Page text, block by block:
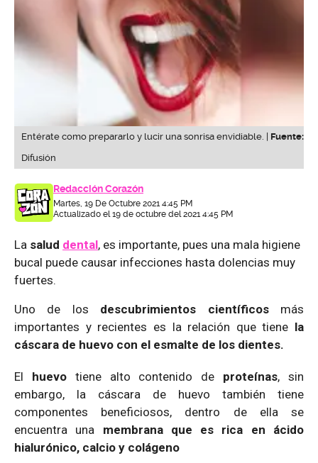
Entérate como prepararlo y lucir una sonrisa envidiable. | Fuente:
Difusión
Redacción Corazón
Martes, 19 De Octubre 2021 4:45 PM
Actualizado el 19 de octubre del 2021 4:45 PM
La salud dental, es importante, pues una mala higiene
bucal puede causar infecciones hasta dolencias muy
fuertes.
Uno de los descubrimientos científicosmás
importantes y recientes es la relación que tiene la
cáscara de huevo con el esmalte de los dientes.
El huevotiene alto contenido de proteínas, sin
embargo, la cáscara de huevo también tiene
componentes beneficiosos, dentro de ella se
encuentra una membrana que es rica en ácido
hialurónico, calcio y colágeno